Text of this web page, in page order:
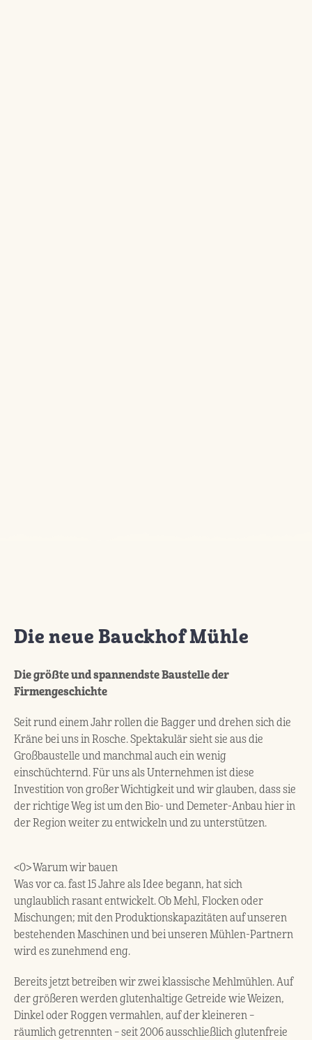
Die neue Bauckhof Mühle
Die größte und spannendste Baustelle der
Firmengeschichte
Seit rund einem Jahr rollen die Bagger und drehen sich die
Kräne bei uns in Rosche. Spektakulär sieht sie aus die
Großbaustelle und manchmal auch ein wenig
einschüchternd. Für uns als Unternehmen ist diese
Investition von großer Wichtigkeit und wir glauben, dass sie
der richtige Weg ist um den Bio- und Demeter-Anbau hier in
der Region weiter zu entwickeln und zu unterstützen.
<0> Warum wir bauen
Was vor ca. fast 15 Jahre als Idee begann, hat sich
unglaublich rasant entwickelt. Ob Mehl, Flocken oder
Mischungen; mit den Produktionskapazitäten auf unseren
bestehenden Maschinen und bei unseren Mühlen-Partnern
wird es zunehmend eng.
Bereits jetzt betreiben wir zwei klassische Mehlmühlen. Auf
der größeren werden glutenhaltige Getreide wie Weizen,
Dinkel oder Roggen vermahlen, auf der kleineren –
räumlich getrennten – seit 2006 ausschließlich glutenfreie